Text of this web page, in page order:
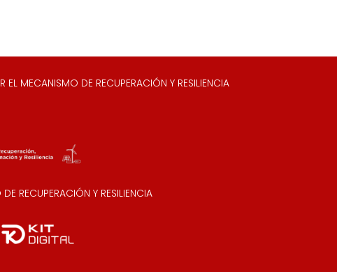
MECANISMO DE RECUPERACIÓN Y RESILIENCIA
RECUPERACIÓN Y RESILIENCIA